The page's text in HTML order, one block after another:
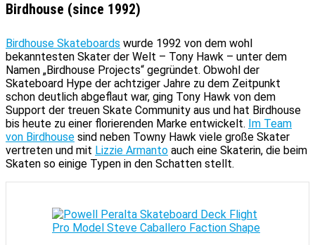
Birdhouse (since 1992)
Birdhouse Skateboards wurde 1992 von dem wohl
bekanntesten Skater der Welt – Tony Hawk – unter dem
Namen „Birdhouse Projects“ gegründet. Obwohl der
Skateboard Hype der achtziger Jahre zu dem Zeitpunkt
schon deutlich abgeflaut war, ging Tony Hawk von dem
Support der treuen Skate Community aus und hat Birdhouse
bis heute zu einer florierenden Marke entwickelt. Im Team
von Birdhouse sind neben Towny Hawk viele große Skater
vertreten und mit Lizzie Armanto auch eine Skaterin, die beim
Skaten so einige Typen in den Schatten stellt.